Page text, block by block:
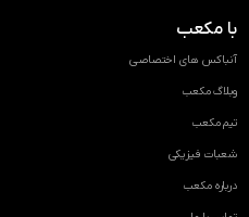
با مکعب
آنباکس های اختصاصی
وبلاگ مکعب
تیم مکعب
شعبات فیزیکی
درباره مکعب